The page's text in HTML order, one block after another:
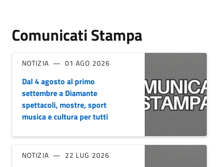
Comunicati Stampa
NOTIZIA 01 AGO 2026
Dal 4 agosto al primo
settembre a Diamante
spettacoli, mostre, sport
musica e cultura per tutti
NOTIZIA 22 LUG 2026